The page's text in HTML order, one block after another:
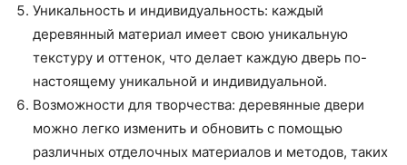
Уникальность и индивидуальность: каждый
деревянный материал имеет свою уникальную
текстуру и оттенок, что делает каждую дверь по-
настоящему уникальной и индивидуальной.
Возможности для творчества: деревянные двери
можно легко изменить и обновить с помощью
различных отделочных материалов и методов, таких